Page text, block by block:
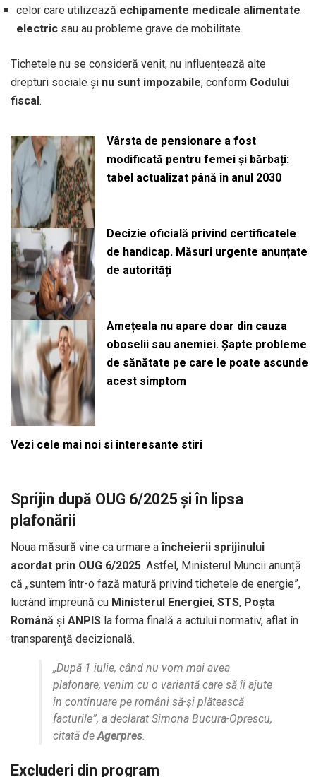
celor care utilizează echipamente medicale alimentate
electric sau au probleme grave de mobilitate.
Tichetele nu se consideră venit, nu influențează alte
drepturi sociale și nu sunt impozabile, conform Codului
fiscal.
Vârsta de pensionare a fost
modificată pentru femei și bărbați:
tabel actualizat până în anul 2030
Decizie oficială privind certificatele
de handicap. Măsuri urgente anunțate
de autorități
Amețeala nu apare doar din cauza
oboselii sau anemiei. Șapte probleme
de sănătate pe care le poate ascunde
acest simptom
Vezi cele mai noi si interesante stiri
Sprijin după OUG 6/2025 și în lipsa
plafonării
Noua măsură vine ca urmare aîncheierii sprijinului
acordat prin OUG 6/2025. Astfel, Ministerul Muncii anunță
că „suntem într-o fază matură privind tichetele de energie”,
lucrând împreună cu Ministerul Energiei, STS, Poșta
Română și ANPIS la forma finală a actului normativ, aflat în
transparență decizională.
„După 1 iulie, când nu vom mai avea
plafonare, venim cu o variantă care să îi ajute
în continuare pe români să-şi plătească
facturile”, a declarat Simona Bucura-Oprescu,
citată deAgerpres.
Excluderi din program